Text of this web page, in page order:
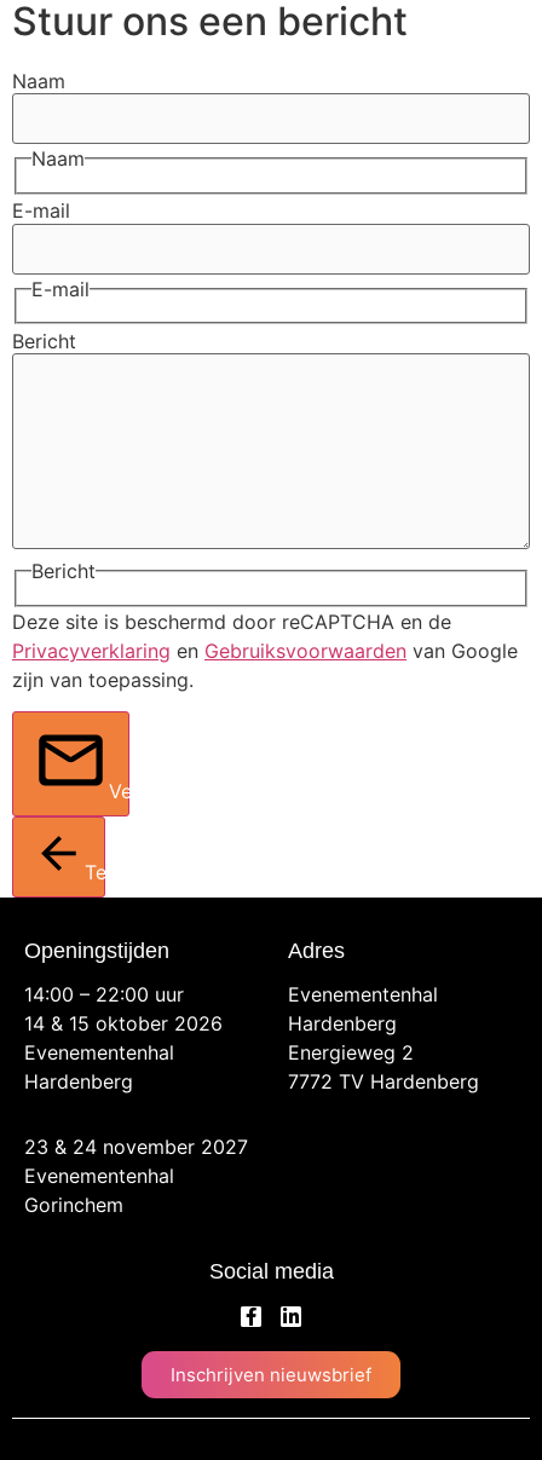
Stuur ons een bericht
Naam
Naam
E-mail
E-mail
Bericht
Bericht
Deze site is beschermd door reCAPTCHA en de
Privacyverklaring en Gebruiksvoorwaarden van Google
zijn van toepassing.
Verstuur
Terug
Openingstijden
14:00 – 22:00 uur
14 & 15 oktober 2026
Evenementenhal
Hardenberg
23 & 24 november 2027
Evenementenhal
Gorinchem
Adres
Evenementenhal
Hardenberg
Energieweg 2
7772 TV Hardenberg
Social media
Inschrijven nieuwsbrief